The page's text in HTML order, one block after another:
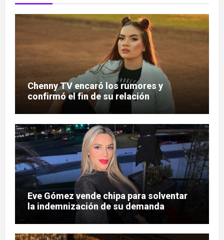
Chenny TV encaró los rumores y
confirmó el fin de su relación
Eve Gómez vende chipa para solventar
la indemnización de su demanda